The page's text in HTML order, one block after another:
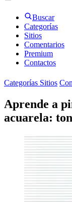
Buscar
Categorías
Sitios
Comentarios
Premium
Contactos
Categorías Sitios
Aprende a
acuarela: